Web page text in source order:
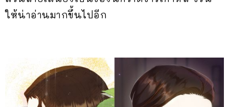
ให้น่าอ่านมากขึ้นไปอีก